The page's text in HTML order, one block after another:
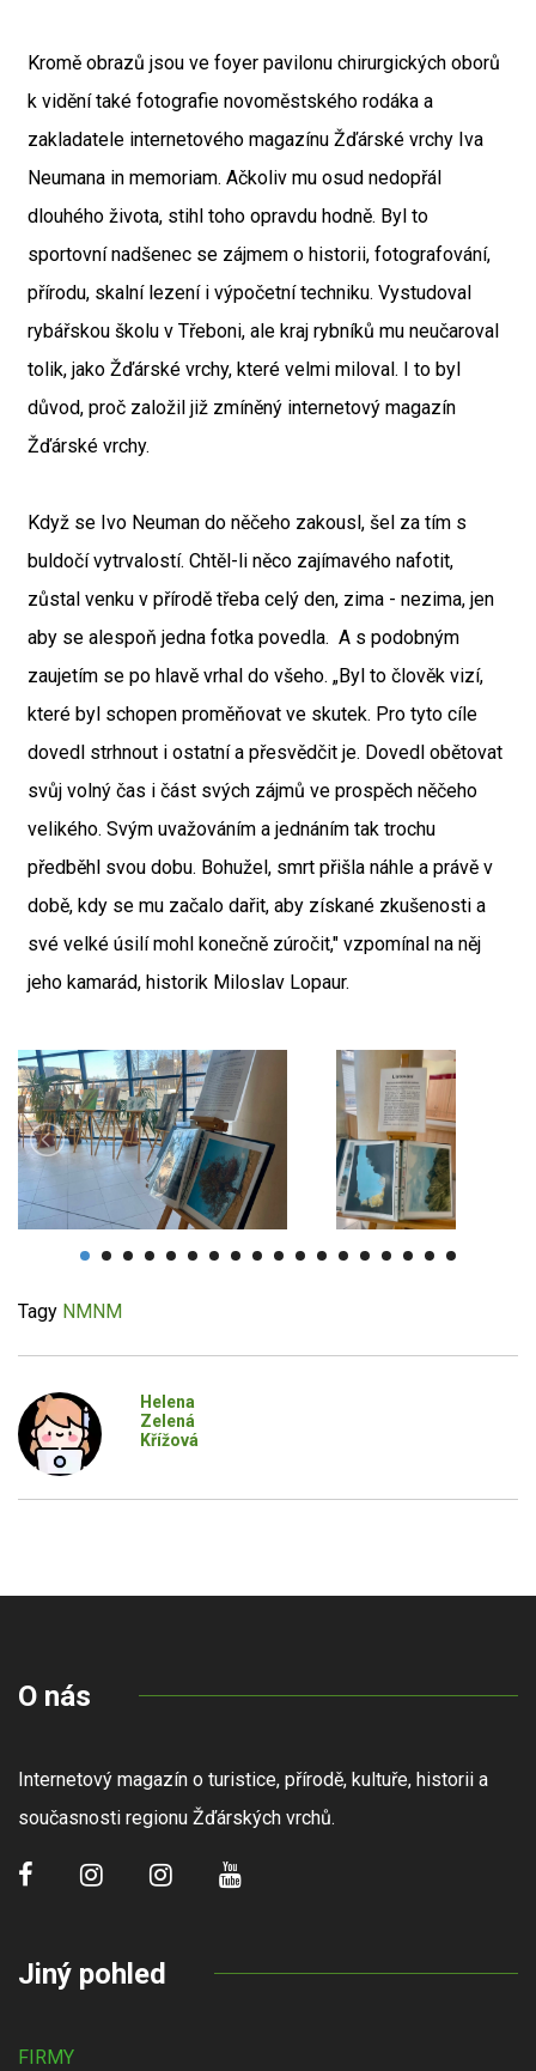
Kromě obrazů jsou ve foyer pavilonu chirurgických oborů
k vidění také fotografie novoměstského rodáka a
zakladatele internetového magazínu Žďárské vrchy Iva
Neumana in memoriam. Ačkoliv mu osud nedopřál
dlouhého života, stihl toho opravdu hodně. Byl to
sportovní nadšenec se zájmem o historii, fotografování,
přírodu, skalní lezení i výpočetní techniku. Vystudoval
rybářskou školu v Třeboni, ale kraj rybníků mu neučaroval
tolik, jako Žďárské vrchy, které velmi miloval. I to byl
důvod, proč založil již zmíněný internetový magazín
Žďárské vrchy.
Když se Ivo Neuman do něčeho zakousl, šel za tím s
buldočí vytrvalostí. Chtěl-li něco zajímavého nafotit,
zůstal venku v přírodě třeba celý den, zima - nezima, jen
aby se alespoň jedna fotka povedla. A s podobným
zaujetím se po hlavě vrhal do všeho. „Byl to člověk vizí,
které byl schopen proměňovat ve skutek. Pro tyto cíle
dovedl strhnout i ostatní a přesvědčit je. Dovedl obětovat
svůj volný čas i část svých zájmů ve prospěch něčeho
velikého. Svým uvažováním a jednáním tak trochu
předběhl svou dobu. Bohužel, smrt přišla náhle a právě v
době, kdy se mu začalo dařit, aby získané zkušenosti a
své velké úsilí mohl konečně zúročit," vzpomínal na něj
jeho kamarád, historik Miloslav Lopaur.
Tagy NMNM
Helena
Zelená
Křížová
O nás
Internetový magazín o turistice, přírodě, kultuře, historii a
současnosti regionu Žďárských vrchů.
Jiný pohled
FIRMY